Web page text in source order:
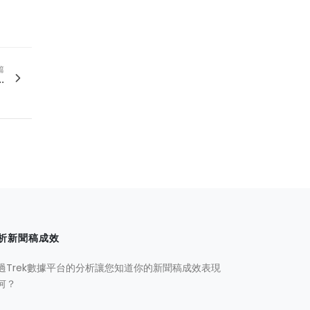
新聞稿成效
Trek數據平台的分析讓您知道你的新聞稿成效表現
？